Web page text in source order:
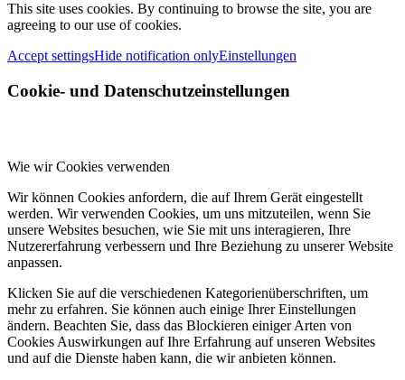
This site uses cookies. By continuing to browse the site, you are
agreeing to our use of cookies.
Accept settingsHide notification onlyEinstellungen
Cookie- und Datenschutzeinstellungen
Wie wir Cookies verwenden
Wir können Cookies anfordern, die auf Ihrem Gerät eingestellt
werden. Wir verwenden Cookies, um uns mitzuteilen, wenn Sie
unsere Websites besuchen, wie Sie mit uns interagieren, Ihre
Nutzererfahrung verbessern und Ihre Beziehung zu unserer Website
anpassen.
Klicken Sie auf die verschiedenen Kategorienüberschriften, um
mehr zu erfahren. Sie können auch einige Ihrer Einstellungen
ändern. Beachten Sie, dass das Blockieren einiger Arten von
Cookies Auswirkungen auf Ihre Erfahrung auf unseren Websites
und auf die Dienste haben kann, die wir anbieten können.